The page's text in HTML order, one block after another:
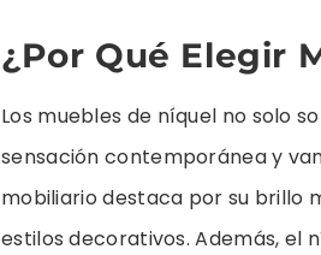
¿Por Qué Elegir
Los muebles de níquel no solo
sensación contemporánea y
mobiliario destaca por su brillo
estilos decorativos. Además, el